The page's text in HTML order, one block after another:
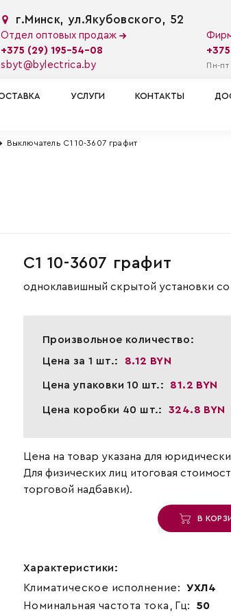
г.Минск, ул.Якубовского, 52
Отдел оптовых продаж
+375 (29) 195-54-08
sbyt@bylectrica.by
Пн-
УСЛУГИ КОНТАКТЫ
Выключатель С1 10-3607 графит
С1 10-3607 графит
одноклавишный скрытой установки
Произвольное количество:
Цена за 1 шт.:
8.12 BYN
Цена упаковки 10 шт.: 81.2 BYN
Цена коробки 40 шт.: 324.8 BYN
Цена на товар указана для
Для физических лиц итоговая
торговой надбавки).
В
Характеристики:
Климатическое исполнение:
УХЛ4
Номинальная частота тока, Гц:
50